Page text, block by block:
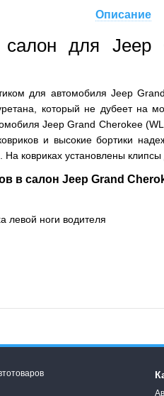
Описание
для
для автомобиля Jeep
который не дубеет на
Jeep Grand Cherokee
и высокие бортики
На ковриках установлены
в салон Jeep Grand
левой ноги водителя